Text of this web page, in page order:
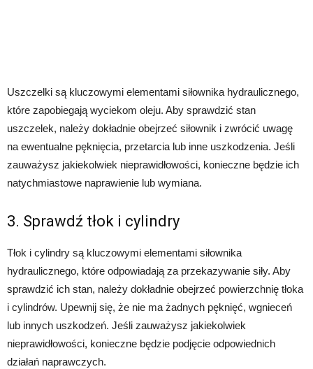
Uszczelki są kluczowymi elementami siłownika hydraulicznego,
które zapobiegają wyciekom oleju. Aby sprawdzić stan
uszczelek, należy dokładnie obejrzeć siłownik i zwrócić uwagę
na ewentualne pęknięcia, przetarcia lub inne uszkodzenia. Jeśli
zauważysz jakiekolwiek nieprawidłowości, konieczne będzie ich
natychmiastowe naprawienie lub wymiana.
3. Sprawdź tłok i cylindry
Tłok i cylindry są kluczowymi elementami siłownika
hydraulicznego, które odpowiadają za przekazywanie siły. Aby
sprawdzić ich stan, należy dokładnie obejrzeć powierzchnię tłoka
i cylindrów. Upewnij się, że nie ma żadnych pęknięć, wgnieceń
lub innych uszkodzeń. Jeśli zauważysz jakiekolwiek
nieprawidłowości, konieczne będzie podjęcie odpowiednich
działań naprawczych.